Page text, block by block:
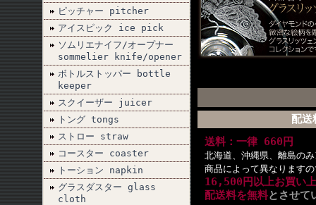
ピッチャー pitcher
アイスピック ice pick
ソムリエナイフ/オープナー
sommelier knife/opener
ボトルストッパー bottle
keeper
スクイーザー juicer
トング tongs
ストロー straw
コースター coaster
トーション napkin
グラスダスター glass
cloth
配送
送料：一律 660円
北海道、沖縄県、離島の
商品によって異なります
16,500円以上お買い
配送料を無料とさせて